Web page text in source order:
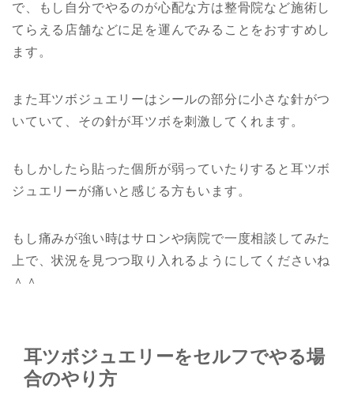
で、もし自分でやるのが心配な方は整骨院など施術し
てらえる店舗などに足を運んでみることをおすすめし
ます。
また耳ツボジュエリーはシールの部分に小さな針がつ
いていて、その針が耳ツボを刺激してくれます。
もしかしたら貼った個所が弱っていたりすると耳ツボ
ジュエリーが痛いと感じる方もいます。
もし痛みが強い時はサロンや病院で一度相談してみた
上で、状況を見つつ取り入れるようにしてくださいね
＾＾
耳ツボジュエリーをセルフでやる場
合のやり方